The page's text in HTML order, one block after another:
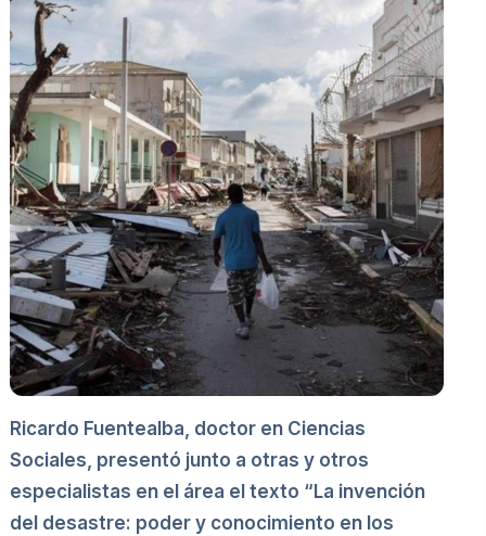
Ricardo Fuentealba, doctor en Ciencias
Sociales, presentó junto a otras y otros
especialistas en el área el texto “La invención
del desastre: poder y conocimiento en los